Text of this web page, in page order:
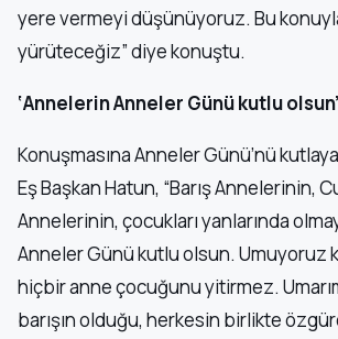
yere vermeyi düşünüyoruz. Bu
yürüteceğiz” diye konuştu.
‘Annelerin Anneler Günü kutlu olsun’
Konuşmasına Anneler Günü’nü
Eş Başkan Hatun, “Barış Annelerinin,
Annelerinin, çocukları yanlarında
Anneler Günü kutlu olsun. Umuyoruz
hiçbir anne çocuğunu yitirmez.
barışın olduğu, herkesin birlikte